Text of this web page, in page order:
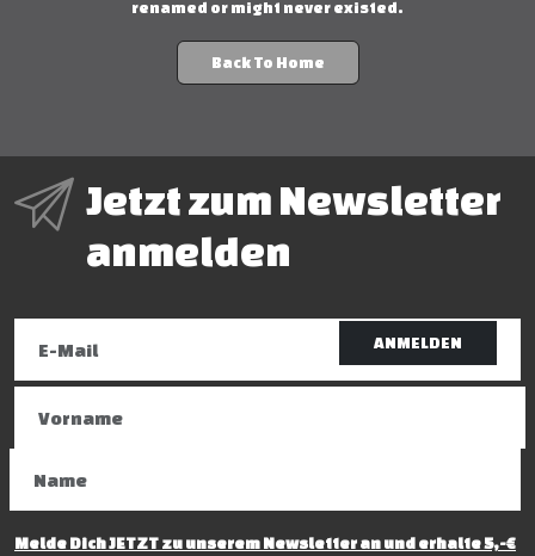
renamed or might never existed.
Back To Home
Jetzt zum Newsletter
anmelden
ANMELDEN
Melde Dich JETZT zu unserem Newsletter an und erhalte 5,-€